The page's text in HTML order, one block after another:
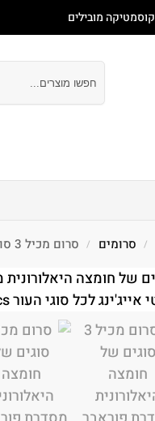
/ סרומים / סרום מכיל 3 סוגים של חומצה היאלורונית פוראבר יאנג 30 מ"ל Christina כריסטינה